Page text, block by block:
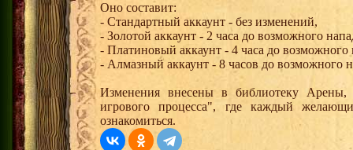
Оно составит:
- Стандартный аккаунт - без изменений,
- Золотой аккаунт - 2 часа до возможного
- Платиновый аккаунт - 4 часа до возможного
- Алмазный аккаунт - 8 часов до возможного
Изменения внесены в библиотеку
игрового процесса", где каждый
ознакомиться.